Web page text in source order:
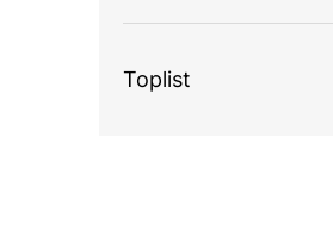
Toplist